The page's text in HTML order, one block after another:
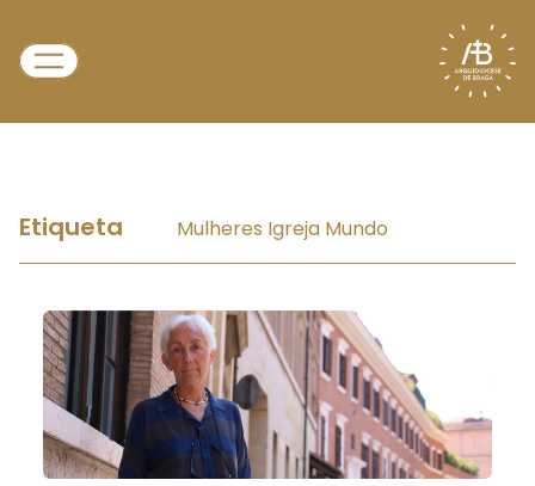
Etiqueta Mulheres Igreja Mundo